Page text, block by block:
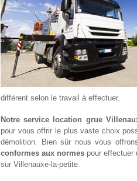
différent selon le travail à effectuer.
Notre service location grue
pour vous offrir le plus vaste choix
démolition. Bien sûr nous vous
conformes aux normes pour effectuer
sur Villenauxe-la-petite.